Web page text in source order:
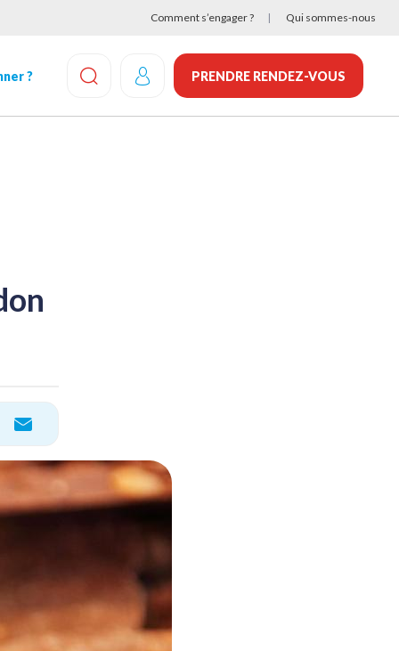
Comment s’engager ? Qui sommes-nous
?
EFFECTUEZ UNE RECHERCHE
PRENDRE RENDEZ-VOUS